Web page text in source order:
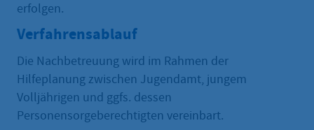
erfolgen.
Verfahrensablauf
Die Nachbetreuung wird im Rahmen der
Hilfeplanung zwischen Jugendamt, jungem
Volljährigen und ggfs. dessen
Personensorgeberechtigten vereinbart.